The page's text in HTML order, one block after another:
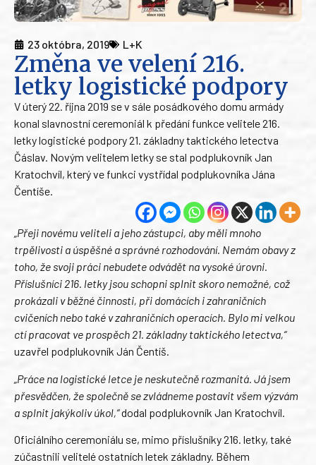
23 októbra, 2019 L+K
Změna ve velení 216.
letky logistické podpory
V úterý 22. října 2019 se v sále posádkového domu armády
konal slavnostní ceremoniál k předání funkce velitele 216.
letky logistické podpory 21. základny taktického letectva
Čáslav. Novým velitelem letky se stal podplukovník Jan
Kratochvíl, který ve funkci vystřídal podplukovníka Jána
Čentíše.
„Přeji novému veliteli a jeho zástupci, aby měli mnoho
trpělivosti a úspěšné a správné rozhodování. Nemám obavy z
toho, že svoji práci nebudete odvádět na vysoké úrovni.
Příslušníci 216. letky jsou schopni splnit skoro nemožné, což
prokázali v běžné činnosti, při domácích i zahraničních
cvičeních nebo také v zahraničních operacích. Bylo mi velkou
ctí pracovat ve prospěch 21. základny taktického letectva,“
uzavřel podplukovník Ján Čentíš.
„Práce na logistické letce je neskutečně rozmanitá. Já jsem
přesvědčen, že společně se zvládneme postavit všem výzvám
a splnit jakýkoliv úkol,“dodal podplukovník Jan Kratochvíl.
Oficiálního ceremoniálu se, mimo příslušníky 216. letky, také
zúčastnili velitelé ostatních letek základny. Během